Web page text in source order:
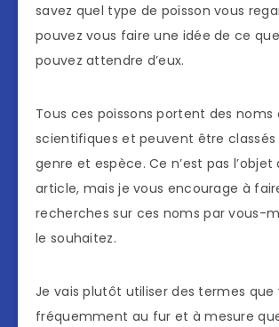
savez quel type de poisson vous
pouvez vous faire une idée de ce
pouvez attendre d’eux.
Tous ces poissons portent des
scientifiques et peuvent être
genre et espèce. Ce n’est pas
article, mais je vous encourage à
recherches sur ces noms par vous-
le souhaitez.
Je vais plutôt utiliser des termes que
fréquemment au fur et à mesure